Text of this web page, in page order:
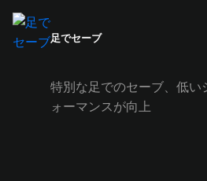
足でセーブ
特別な足でのセーブ、低い
ォーマンスが向上